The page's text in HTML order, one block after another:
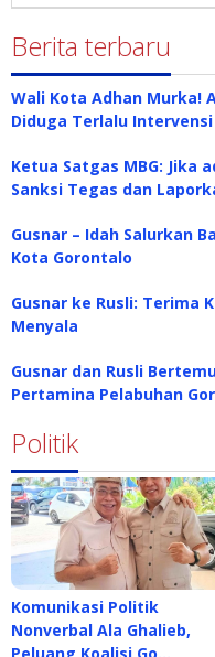
Berita terbaru
Wali Kota Adhan Murka!
Diduga Terlalu
Ketua Satgas MBG: Jika
Sanksi Tegas dan
Gusnar – Idah Salurkan
Kota Gorontalo
Gusnar ke Rusli: Terima
Menyala
Gusnar dan Rusli
Pertamina Pelabuhan
Politik
Komunikasi Politik
Nonverbal Ala Ghalieb,